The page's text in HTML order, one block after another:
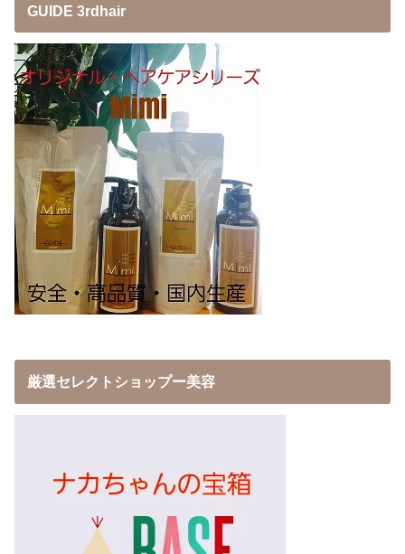
GUIDE 3rdhair
厳選セレクトショップー美容